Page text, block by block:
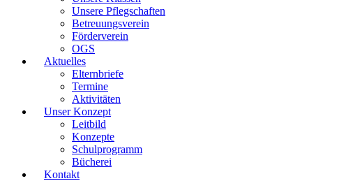
Unsere Pflegschaften
Betreuungsverein
Förderverein
OGS
Aktuelles
Elternbriefe
Termine
Aktivitäten
Unser Konzept
Leitbild
Konzepte
Schulprogramm
Bücherei
Kontakt